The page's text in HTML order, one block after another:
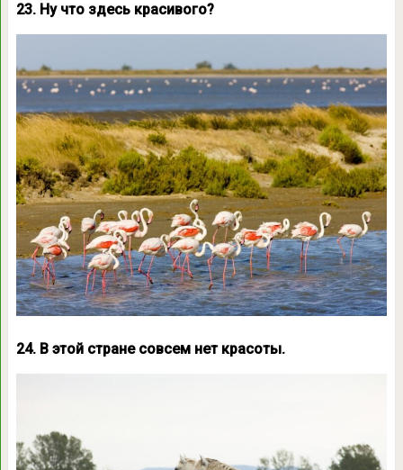
23. Ну что здесь красивого?
24. В этой стране совсем нет красоты.